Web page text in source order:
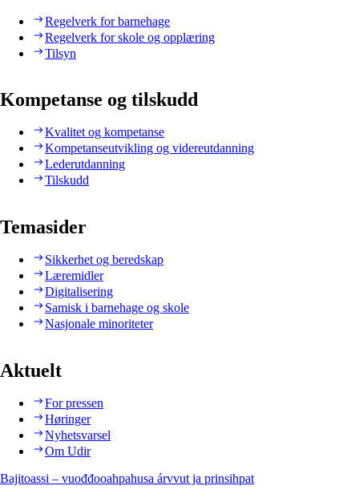
Regelverk for barnehage
Regelverk for skole og opplæring
Tilsyn
Kompetanse og tilskudd
Kvalitet og kompetanse
Kompetanseutvikling og videreutdanning
Lederutdanning
Tilskudd
Temasider
Sikkerhet og beredskap
Læremidler
Digitalisering
Samisk i barnehage og skole
Nasjonale minoriteter
Aktuelt
For pressen
Høringer
Nyhetsvarsel
Om Udir
Bajitoassi – vuođđooahpahusa árvvut ja prinsihpat